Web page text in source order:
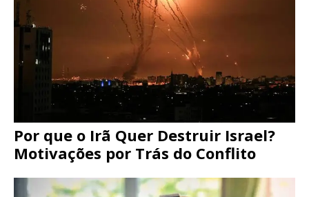
Por que o Irã Quer Destruir Israel?
Motivações por Trás do Conflito